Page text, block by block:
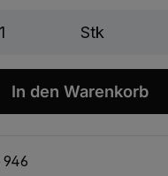
Gib den
Stk
In den Warenkorb
946